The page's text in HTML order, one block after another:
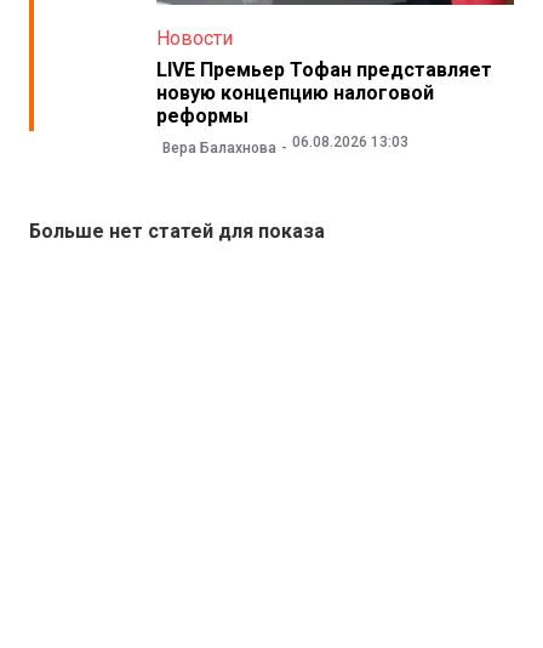
Новости
LIVE Премьер Тофан представляет
новую концепцию налоговой
реформы
Вера Балахнова 06.08.2026 13:03
Больше нет статей для показа